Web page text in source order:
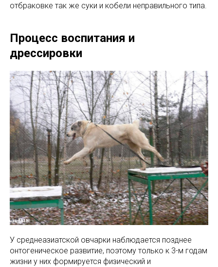
отбраковке так же суки и кобели неправильного типа.
Процесс воспитания и
дрессировки
У среднеазиатской овчарки наблюдается позднее
онтогеническое развитие, поэтому только к 3-м годам
жизни у них формируется физический и